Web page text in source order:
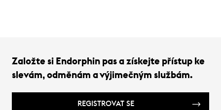
Založte si Endorphin pas a získejte přístup ke
slevám, odměnám a výjimečným službám.
REGISTROVAT SE